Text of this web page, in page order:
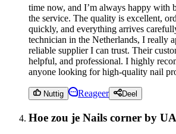
time now, and I’m always happy with
the service. The quality is excellent,
quickly, and everything arrives
technician in the Netherlands, I really
reliable supplier I can trust. Their
helpful, and professional. I highly
anyone looking for high-quality nail
Nuttig Reageer Deel
Hoe zou je Nails corner by